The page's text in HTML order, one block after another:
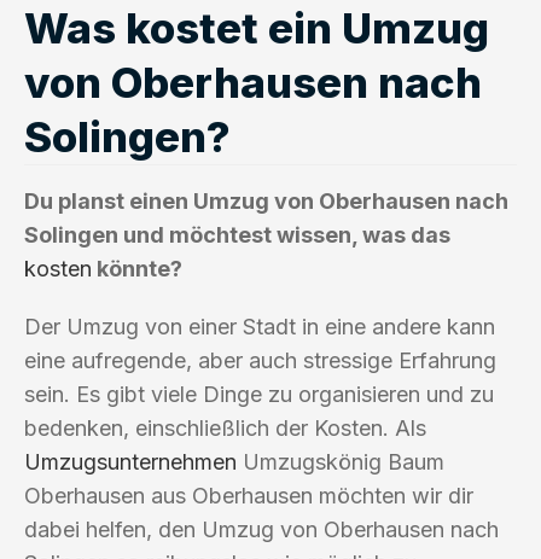
Was kostet ein Umzug
von Oberhausen nach
Solingen?
Du planst einen Umzug von Oberhausen nach
Solingen und möchtest wissen, was das
kosten könnte?
Der Umzug von einer Stadt in eine andere kann
eine aufregende, aber auch stressige Erfahrung
sein. Es gibt viele Dinge zu organisieren und zu
bedenken, einschließlich der Kosten. Als
Umzugsunternehmen Umzugskönig Baum
Oberhausen aus Oberhausen möchten wir dir
dabei helfen, den Umzug von Oberhausen nach